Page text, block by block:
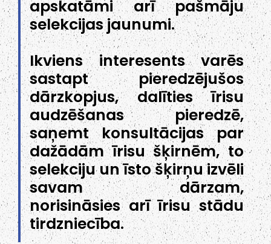
apskatāmi arī pašmāju
selekcijas jaunumi.
Ikviens interesents varēs
sastapt pieredzējušos
dārzkopjus, dalīties īrisu
audzēšanas pieredzē,
saņemt konsultācijas par
dažādām īrisu šķirnēm, to
selekciju un īsto šķirņu izvēli
savam dārzam,
norisināsies arī īrisu stādu
tirdzniecība.